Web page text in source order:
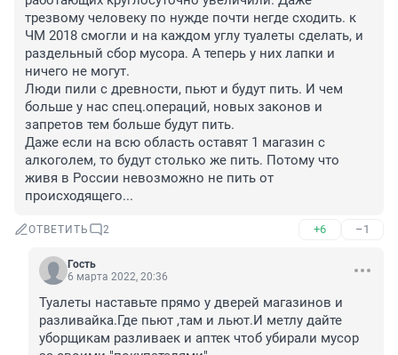
трезвому человеку по нужде почти негде сходить. к
ЧМ 2018 смогли и на каждом углу туалеты сделать, и
раздельный сбор мусора. А теперь у них лапки и
ничего не могут.
Люди пили с древности, пьют и будут пить. И чем
больше у нас спец.операций, новых законов и
запретов тем больше будут пить.
Даже если на всю область оставят 1 магазин с
алкоголем, то будут столько же пить. Потому что
живя в России невозможно не пить от
происходящего...
ОТВЕТИТЬ 2 +6 –1
Гость
6 марта 2022, 20:36
Туалеты наставьте прямо у дверей магазинов и
разливайка.Где пьют ,там и льют.И метлу дайте
уборщикам разливаек и аптек чтоб убирали мусор